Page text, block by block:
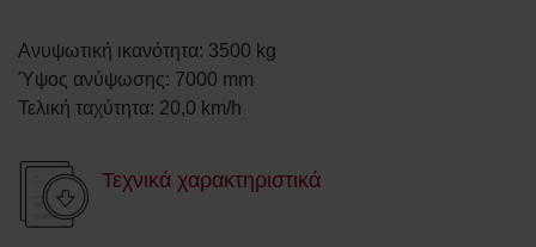
Ανυψωτική ικανότητα: 3500 kg
Ύψος ανύψωσης: 7000 mm
Τελική ταχύτητα: 20,0 km/h
Τεχνικά χαρακτηριστικά